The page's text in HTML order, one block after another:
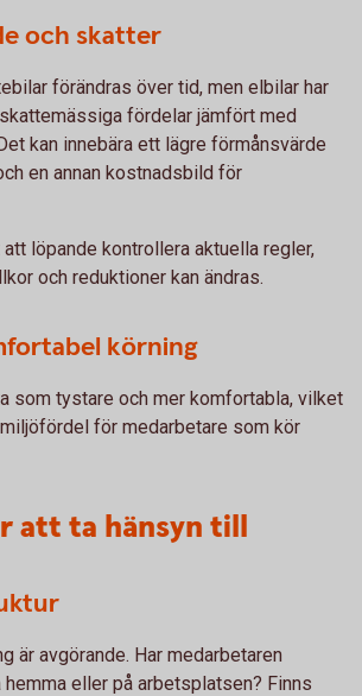
och skatter
förändras över tid, men elbilar har
fördelar jämfört med
kan innebära ett lägre förmånsvärde
en annan kostnadsbild för
löpande kontrollera aktuella regler,
och reduktioner kan ändras.
körning
som tystare och mer komfortabla, vilket
för medarbetare som kör
att ta hänsyn till
är avgörande. Har medarbetaren
eller på arbetsplatsen? Finns